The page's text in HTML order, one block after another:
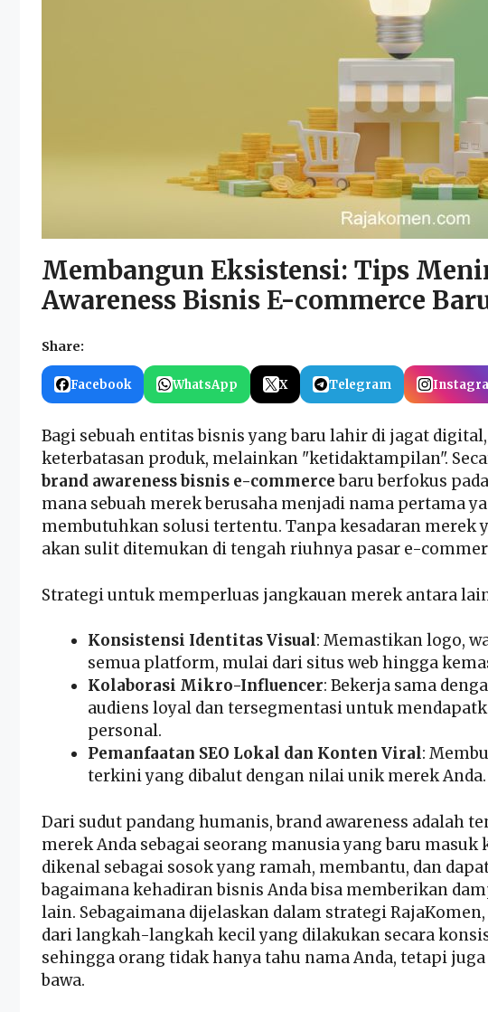
Membangun Eksistensi: Tips
Awareness Bisnis E-commerce
Share:
Facebook WhatsApp X Telegram
Bagi sebuah entitas bisnis yang baru lahir di jagat
keterbatasan produk, melainkan "ketidaktampilan".
brand awarenessbisnis e-commercebaru berfokus
mana sebuah merek berusaha menjadi nama pertama
membutuhkan solusi tertentu. Tanpa kesadaran merek
akan sulit ditemukan di tengah riuhnya pasar e-
Strategi untuk memperluas jangkauan merek antara
Konsistensi Identitas Visual: Memastikan logo,
semua platform, mulai dari situs web hingga
Kolaborasi Mikro-Influencer: Bekerja sama
audiens loyal dan tersegmentasi untuk
personal.
Pemanfaatan SEO Lokal dan Konten Viral:
terkini yang dibalut dengan nilai unik merek Anda.
Dari sudut pandang humanis, brand awareness adalah
merek Anda sebagai seorang manusia yang baru
dikenal sebagai sosok yang ramah, membantu, dan
bagaimana kehadiran bisnis Anda bisa memberikan
lain. Sebagaimana dijelaskan dalam strategiRajaKomen
dari langkah-langkah kecil yang dilakukan secara
sehingga orang tidak hanya tahu nama Anda, tetapi
bawa.